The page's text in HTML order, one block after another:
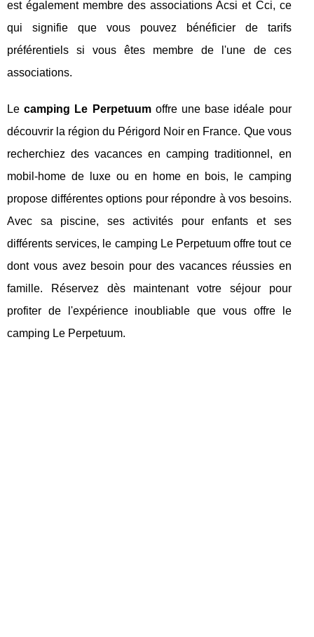
est également membre des associations Acsi et Cci, ce
qui signifie que vous pouvez bénéficier de tarifs
préférentiels si vous êtes membre de l'une de ces
associations.
Lecamping Le Perpetuumoffre une base idéale pour
découvrir la région du Périgord Noir en France. Que vous
recherchiez des vacances en camping traditionnel, en
mobil-home de luxe ou en home en bois, le camping
propose différentes options pour répondre à vos besoins.
Avec sa piscine, ses activités pour enfants et ses
différents services, le camping Le Perpetuum offre tout ce
dont vous avez besoin pour des vacances réussies en
famille. Réservez dès maintenant votre séjour pour
profiter de l'expérience inoubliable que vous offre le
camping Le Perpetuum.